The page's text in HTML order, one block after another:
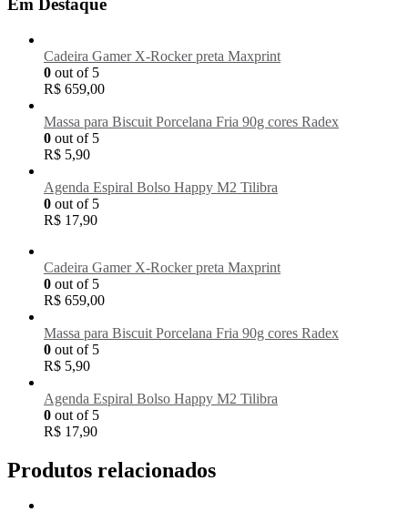
Em Destaque
Cadeira Gamer X-Rocker preta Maxprint
0 out of 5
R$ 659,00
Massa para Biscuit Porcelana Fria 90g cores Radex
0 out of 5
R$ 5,90
Agenda Espiral Bolso Happy M2 Tilibra
0 out of 5
R$ 17,90
Cadeira Gamer X-Rocker preta Maxprint
0 out of 5
R$ 659,00
Massa para Biscuit Porcelana Fria 90g cores Radex
0 out of 5
R$ 5,90
Agenda Espiral Bolso Happy M2 Tilibra
0 out of 5
R$ 17,90
Produtos relacionados